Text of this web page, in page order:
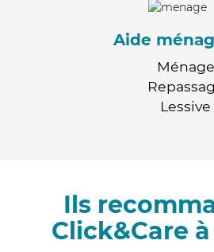
Aide
Ménage
Lessive
Ils
Click&Care